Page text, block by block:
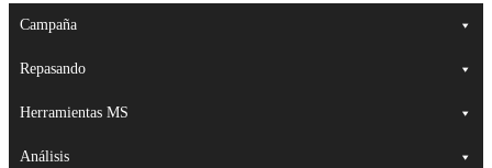
Campaña
Repasando
Herramientas MS
Análisis